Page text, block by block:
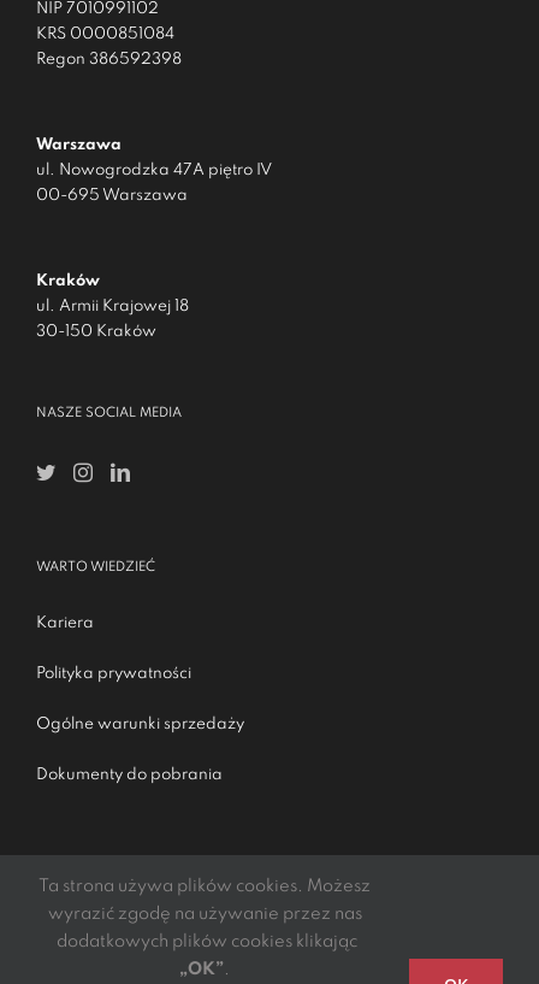
NIP 7010991102
KRS 0000851084
Regon 386592398
Warszawa
ul. Nowogrodzka 47A piętro IV
00-695 Warszawa
Kraków
ul. Armii Krajowej 18
30-150 Kraków
NASZE SOCIAL MEDIA
WARTO WIEDZIEĆ
Kariera
Polityka prywatności
Ogólne warunki sprzedaży
Dokumenty do pobrania
Podmiotem świadczącym obsługę płatności online jest
Ta strona używa plików cookies. Możesz
wyrazić zgodę na używanie przez nas
dodatkowych plików cookies klikając
„OK” .